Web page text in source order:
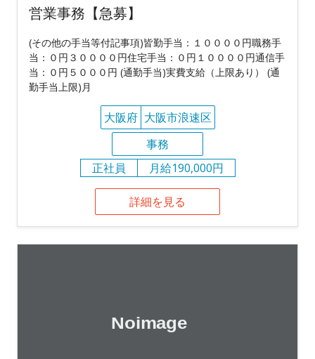
営業事務【急募】
(その他の手当等付記事項)皆勤手当：１００００円職務手
当：０円３００００円住宅手当：０円１００００円通信手
当：０円５０００円 (通勤手当)実費支給（上限あり） (通
勤手当上限)月
大阪府 大阪市浪速区
事務
正社員
月給190,000円
詳細を見る